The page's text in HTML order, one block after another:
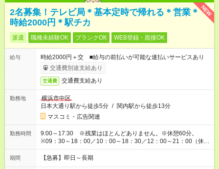
NEW
2名募集！テレビ局＊基本定時で帰れる＊営業＊
時給2000円＊駅チカ
派遣 職種未経験OK ブランクOK WEB登録・面接OK
給与
時給2000円＋交 ■給与の前払いが可能な速払いサービスあり
交通費別途支給あり
交通費 交通費支給あり
勤務地
横浜市中区
日本大通り駅から徒歩5分 / 関内駅から徒歩13分
マスコミ・広告関連
勤務時間
9:00～17:30 ※残業はほとんどありません。※休憩60分。
※09：30～18：00／10：00～18：30／12：00～21：00（休憩
60分）の勤務もあります。
期間 【急募】即日～長期